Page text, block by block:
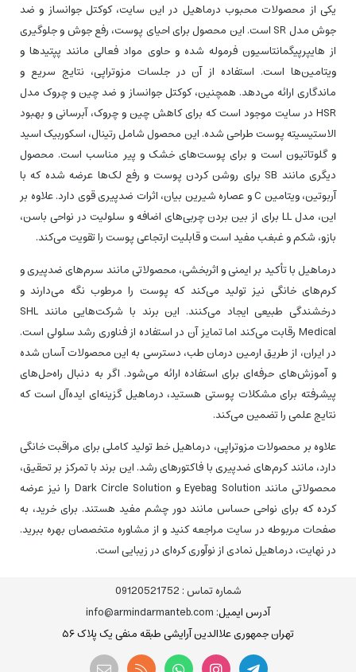
یکی از محصولات محبوب درماهیل در این سایت، کوکتل جوانساز و ضد
جوش مدل SR است. این محصول برای احیای پوست، رفع جوش و جلوگیری
از هایپرپیگمانتاسیون فرموله شده و حاوی مواد فعالی مانند پپتیدها و
ویتامین‌ها است. استفاده از آن در جلسات مزوتراپی، نتایج سریع و
ماندگاری ارائه می‌دهد. همچنین، کوکتل جوانساز و ضد چین و چروک مدل
HSR در سایت موجود است که برای کاهش چین و چروک، آبرسانی و بهبود
الاستیسیته پوست طراحی شده. این محصول شامل رتینال، اسکوربیک اسید
و گلوتاتیون است و برای پوست‌های خشک و پیر مناسب است. محصول
دیگری مانند SB برای روشن کردن پوست و رفع لک‌ها عرضه شده که با
آربوتین، ویتامین C و عصاره شیرین بیان، اثرات ضدپیری قوی دارد. علاوه بر
این، مدل LL برای از بین بردن چربی‌های اضافه و سلولیت در نواحی باسن،
بازو، شکم و غبغب مفید است و قابلیت ارتجاعی پوست را تقویت می‌کند.
درماهیل با تأکید بر ایمنی و اثربخشی، محصولاتی مانند سرم‌های ضدپیری و
کرم‌های خانگی نیز تولید می‌کند که پوست را مرطوب نگه می‌دارند و
درخشندگی طبیعی ایجاد می‌کنند. این برند با شرکت‌هایی مانند SHL
Medical رقابت می‌کند اما تمایز آن در استفاده از فناوری رشد سلولی است.
در ایران، از طریق ارمین درمان طب، دسترسی به این محصولات آسان شده
و آموزش‌های حرفه‌ای برای استفاده ارائه می‌شود. اگر به دنبال راه‌حل‌های
پیشرفته برای مشکلات پوستی هستید، درماهیل گزینه‌ای ایده‌آل است که
نتایج علمی را تضمین می‌کند.
علاوه بر محصولات مزوتراپی، درماهیل خط تولید کاملی برای مراقبت خانگی
دارد، مانند کرم‌های ضدپیری با فاکتورهای رشد. این برند با تمرکز بر تحقیق،
محصولاتی مانند Eyebag Solution و Dark Circle Solution را نیز عرضه
کرده که برای نواحی حساس مانند دور چشم مفید هستند. برای خرید، به
صفحات مربوطه در سایت مراجعه کنید و از مشاوره متخصصان بهره ببرید.
در نهایت، درماهیل نمادی از نوآوری کره‌ای در زیبایی است.
شماره تماس : 09120521752
آدرس ایمیل: info@armindarmanteb.com
تهران جمهوری علاالدین آرایشی طبقه منفی یک پلاک ۵۶